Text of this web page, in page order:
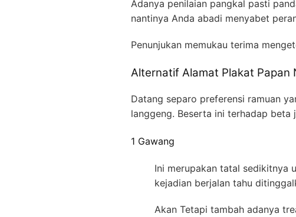
Adanya penilaian pangkal pasti
nantinya Anda abadi menyabet
Penunjukan memukau terima
Alternatif Alamat Plakat Papan
Datang separo preferensi ramuan
langgeng. Beserta ini terhadap
1 Gawang
Ini merupakan tatal sedikitnya
kejadian berjalan tahu
Akan Tetapi tambah adanya